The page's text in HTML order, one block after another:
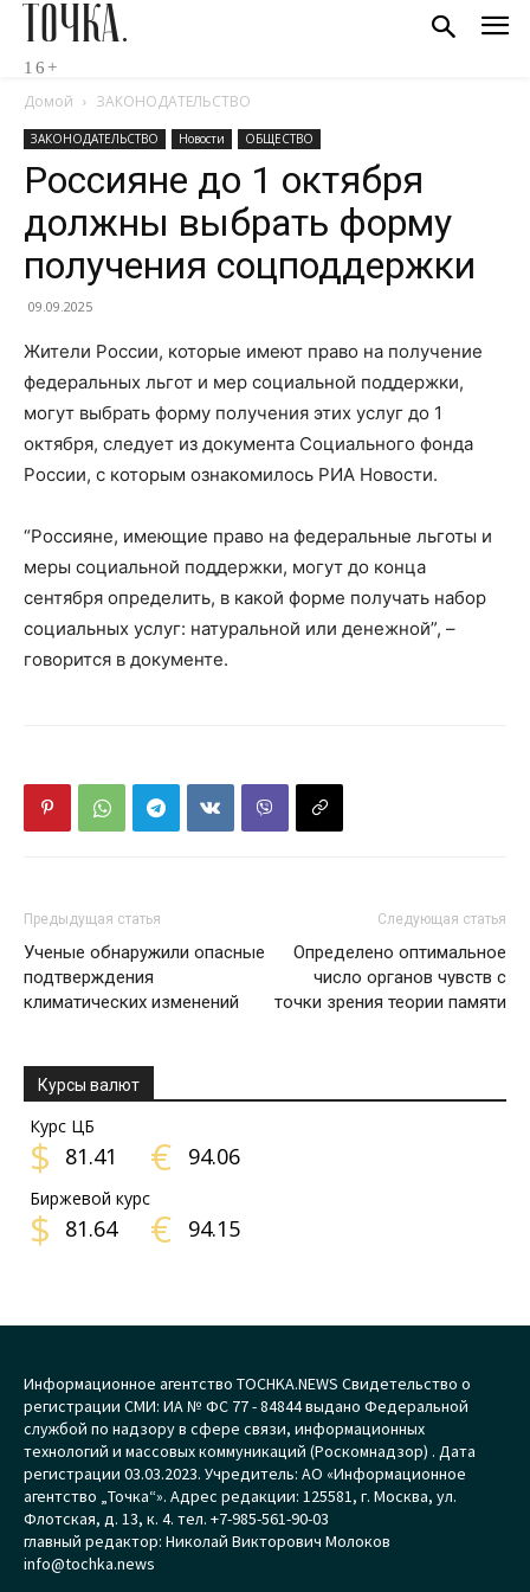
ТОЧКА.
16+
Домой ЗАКОНОДАТЕЛЬСТВО
ЗАКОНОДАТЕЛЬСТВО Новости ОБЩЕСТВО
Россияне до 1 октября
должны выбрать форму
получения соцподдержки
09.09.2025
Жители России, которые имеют право на получение
федеральных льгот и мер социальной поддержки,
могут выбрать форму получения этих услуг до 1
октября, следует из документа Социального фонда
России, с которым ознакомилось РИА Новости.
“Россияне, имеющие право на федеральные льготы и
меры социальной поддержки, могут до конца
сентября определить, в какой форме получать набор
социальных услуг: натуральной или денежной”, –
говорится в документе.
Предыдущая статья
Ученые обнаружили опасные
подтверждения
климатических изменений
Следующая статья
Определено оптимальное
число органов чувств с
точки зрения теории памяти
Курсы валют
Курс ЦБ
$ 81.41 € 94.06
Биржевой курс
$ 81.64 € 94.15
Информационное агентство TOCHKA.NEWS Свидетельство о
регистрации СМИ: ИА № ФС 77 - 84844 выдано Федеральной
службой по надзору в сфере связи, информационных
технологий и массовых коммуникаций (Роскомнадзор) . Дата
регистрации 03.03.2023. Учредитель: АО «Информационное
агентство „Точка“». Адрес редакции: 125581, г. Москва, ул.
Флотская, д. 13, к. 4. тел. +7-985-561-90-03
главный редактор: Николай Викторович Молоков
info@tochka.news